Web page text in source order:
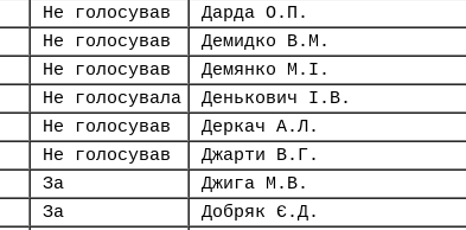
Не голосував Дарда О.П.
Не голосував Демидко В.М.
Не голосував Демянко М.І.
Не голосувала Денькович І.В.
Не голосував Деркач А.Л.
Не голосував Джарти В.Г.
За Джига М.В.
За Добряк Є.Д.